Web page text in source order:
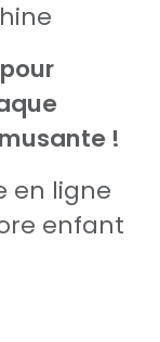
!
en ligne
enfant